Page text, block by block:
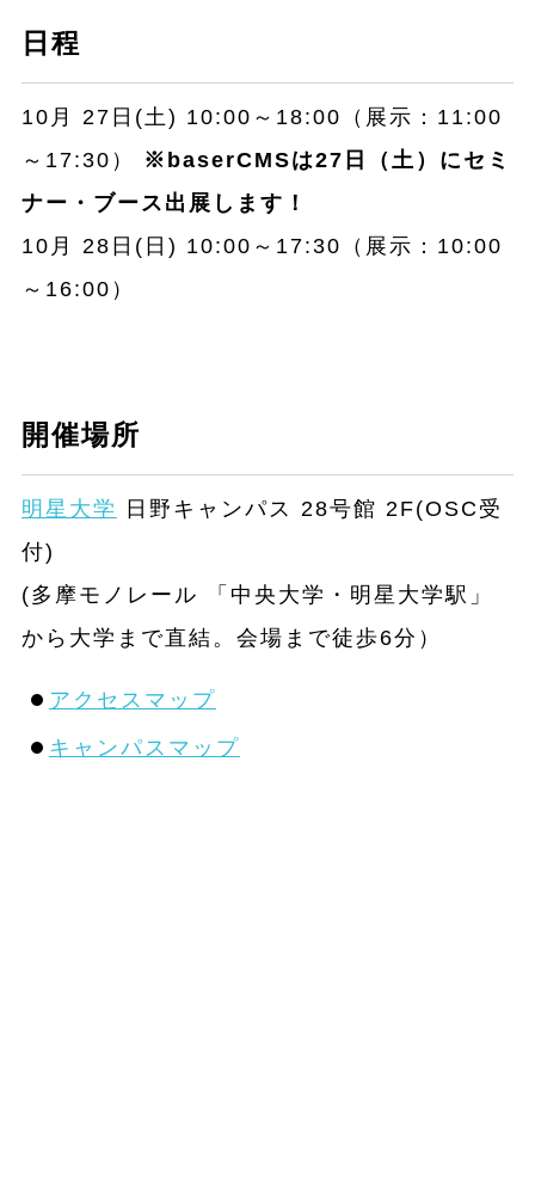
日程
10月 27日(土) 10:00～18:00（展示：11:00
～17:30）
※baserCMSは27日（土）にセミ
ナー・ブース出展します！
10月 28日(日) 10:00～17:30（展示：10:00
～16:00）
開催場所
明星大学
日野キャンパス 28号館 2F(OSC受
付)
(多摩モノレール 「中央大学・明星大学駅」
から大学まで直結。会場まで徒歩6分）
アクセスマップ
キャンパスマップ